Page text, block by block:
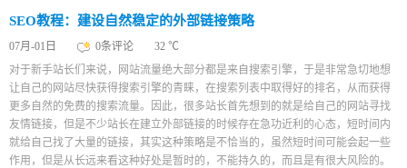
SEO教程：建设自然稳定的外部链接策略
07月-01日 0条评论
32 ℃
对于新手站长们来说，网站流量绝大部分都是来自搜索引擎，于是非常急切地想
让自己的网站尽快获得搜索引擎的青睐，在搜索列表中取得好的排名，从而获得
更多自然的免费的搜索流量。因此，很多站长首先想到的就是给自己的网站寻找
友情链接，但是不少站长在建立外部链接的时候存在急功近利的心态，短时间内
就给自己找了大量的链接，其实这种策略是不恰当的，虽然短时间可能会起一些
作用，但是从长远来看这种好处是暂时的，不能持久的，而且是有很大风险的。